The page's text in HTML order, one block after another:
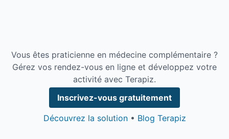
Vous êtes praticienne en médecine complémentaire ?
Gérez vos rendez-vous en ligne et développez votre
activité avec Terapiz.
Inscrivez-vous gratuitement
Découvrez la solution• Blog Terapiz